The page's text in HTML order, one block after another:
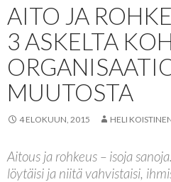
AITO JA
3 ASKELTA
MUUTOSTA
4 ELOKUUN, 2015 HELI
Aitous ja rohkeus – isoja
löytäisi ja niitä vahvistaisi,